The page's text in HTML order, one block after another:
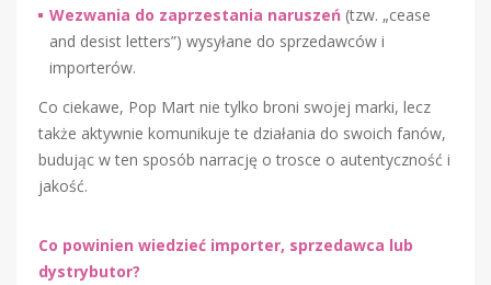
Wezwania do zaprzestania naruszeń (tzw. „cease
and desist letters”) wysyłane do sprzedawców i
importerów.
Co ciekawe, Pop Mart nie tylko broni swojej marki, lecz
także aktywnie komunikuje te działania do swoich fanów,
budując w ten sposób narrację o trosce o autentyczność i
jakość.
Co powinien wiedzieć importer, sprzedawca lub
dystrybutor?